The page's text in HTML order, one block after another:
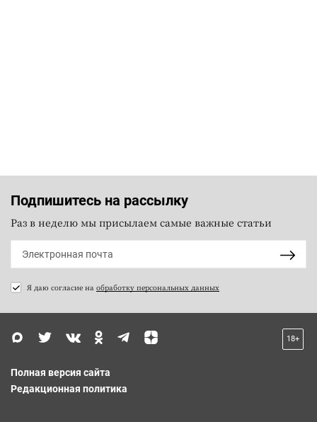
Подпишитесь на рассылку
Раз в неделю мы присылаем самые важные статьи
Я даю согласие на обработку персональных данных
18+
Полная версия сайта
Редакционная политика